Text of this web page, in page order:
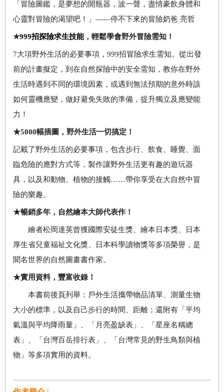
「冒險圖鑑，是夢想的開瓶器，波一聲，盡情豪飲身體和
心靈對冒險的渴望吧！」 ——停不下來的冒險奶爸 亮哲
★999招探險求生技能 ，輕鬆學會野外冒險需知！
7大項野外生活的必要事項， 999招冒險求生需知。從出發
前的計畫擬定，到在自然探險中的安全需知，教你在野外
生活時遇到不同的環境因素，或遇到無法預期的意外時該
如何靈機應變，做好避免失敗的準備，提升獨立及應變能
力！
★5000幅插圖，野外生活一切搞定！
記載了野外生活的必要事項，包含步行、飲食、睡覺、面
臨危險的應對方式等，製作讓野外生活更有趣的遊玩器
具，以及和動物、植物的接觸……帶你享受在大自然中冒
險的樂趣。
★暢銷多年，自然繪本大師代表作！
繪者松岡達英曾獲國際安徒生獎、繪本日本獎、日本
厚生省兒童福祉文化獎、日本科學讀物獎等多項榮譽，是
聞名世界的自然圖畫書作家。
★實用資料，豐富收錄！
本書前後頁列舉：戶外生活攜帶物品清單、測量生物
大小的標準，以及自己步行的時間、距離；還附有「平均
氣溫與平均降雨量」、「月亮盈缺表」、「星座名稱總
表」、「台灣百岳排行表」、「台灣常見的野生鳥類與植
物」等多項實用的資料。